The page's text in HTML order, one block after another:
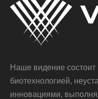
Наше видение состоит
биотехнологией,
инновациями,